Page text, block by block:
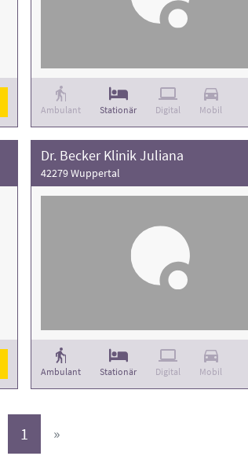
Ambulant Stationär Digital Mobil
Dr. Becker Klinik Juliana
42279 Wuppertal
Ambulant Stationär Digital Mobil
1 (aktiv)
»